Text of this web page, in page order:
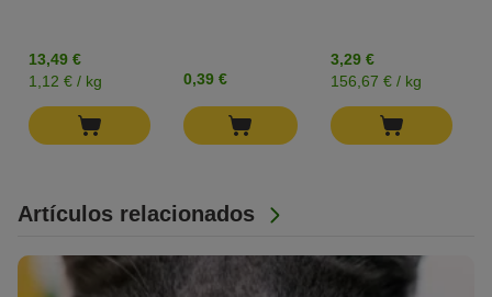
Artículos relacionados
13,49 €
1,12 € / kg
0,39 €
3,29 €
156,67 € / kg